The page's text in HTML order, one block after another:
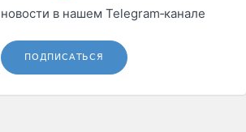
в нашем Telegram‑канале
ПОДПИСАТЬСЯ